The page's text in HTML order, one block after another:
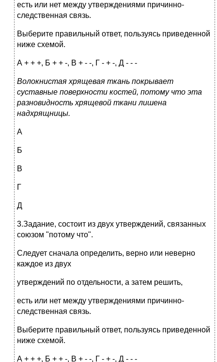
есть или нет между утверждениями причинно-
следственная связь.
Выберите правильный ответ, пользуясь приведенной
ниже схемой.
А + + +, Б + + -, В + - -, Г - + -, Д - - -
Волокнистая хрящевая ткань покрывает
суставные поверхности костей, потому что эта
разновидность хрящевой ткани лишена
надхрящницы.
А
Б
В
Г
Д
3.Задание, состоит из двух утверждений, связанных
союзом "потому что".
Следует сначала определить, верно или неверно
каждое из двух
утверждений по отдельности, а затем решить,
есть или нет между утверждениями причинно-
следственная связь.
Выберите правильный ответ, пользуясь приведенной
ниже схемой.
А + + +, Б + + -, В + - -, Г - + -, Д - - -